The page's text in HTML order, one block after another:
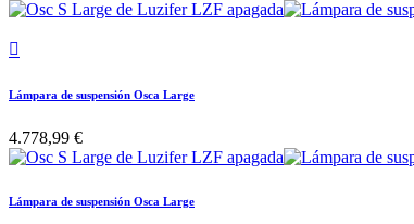

Lámpara de suspensión Osca Large
4.778,99 €
Lámpara de suspensión Osca Large